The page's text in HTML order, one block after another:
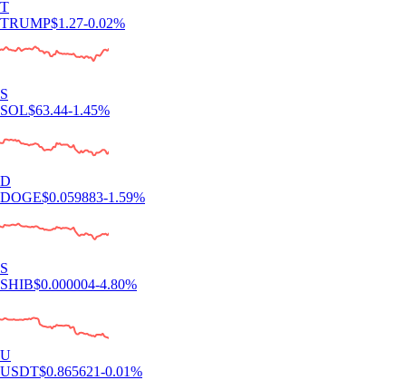
T
TRUMP$1.27-0.02%
S
SOL$63.44-1.45%
D
DOGE$0.059883-1.59%
S
SHIB$0.000004-4.80%
U
USDT$0.865621-0.01%